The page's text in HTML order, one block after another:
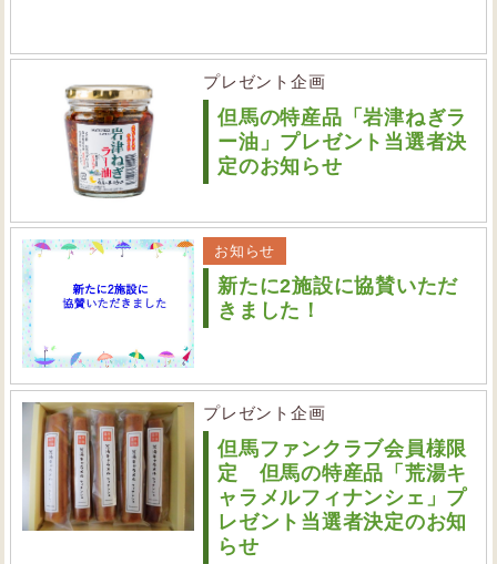
プレゼント企画
但馬の特産品「岩津ねぎラ
ー油」プレゼント当選者決
定のお知らせ
お知らせ
新たに2施設に協賛いただ
きました！
プレゼント企画
但馬ファンクラブ会員様限
定 但馬の特産品「荒湯キ
ャラメルフィナンシェ」プ
レゼント当選者決定のお知
らせ